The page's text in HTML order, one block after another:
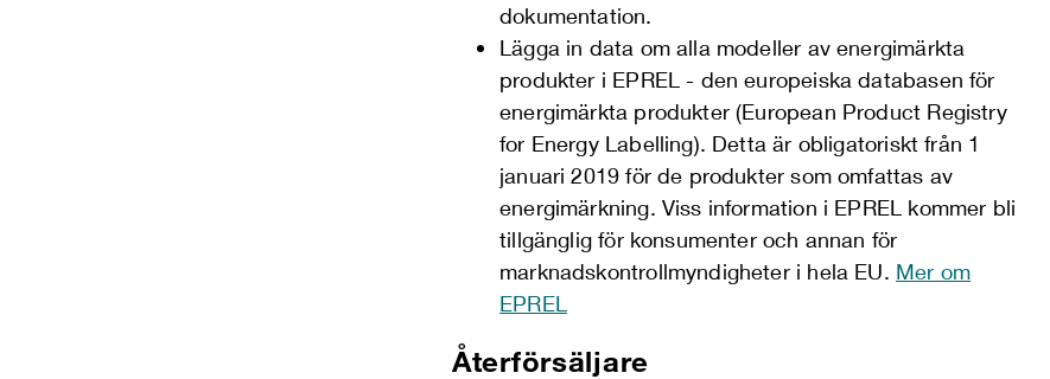
dokumentation.
Lägga in data om alla modeller av energimärkta
produkter i EPREL - den europeiska databasen för
energimärkta produkter (European Product Registry
for Energy Labelling). Detta är obligatoriskt från 1
januari 2019 för de produkter som omfattas av
energimärkning. Viss information i EPREL kommer bli
tillgänglig för konsumenter och annan för
marknadskontrollmyndigheter i hela EU. Mer om
EPREL
Återförsäljare